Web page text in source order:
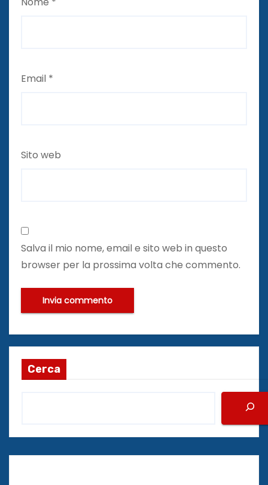
Email *
Sito web
Salva il mio nome, email e sito web in questo
browser per la prossima volta che commento.
Cerca